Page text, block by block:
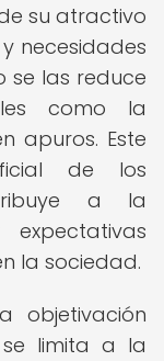
su atractivo
necesidades
se las reduce
como la
apuros. Este
de los
a la
la sociedad.
objetivación
limita a la